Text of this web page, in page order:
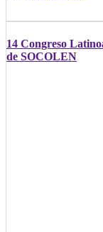
14 Congreso
de SOCOLEN